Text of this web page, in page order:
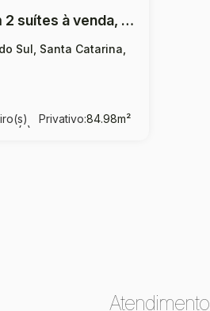
Casa Geminada com 2 suítes à venda, 84.98m² por R$ 425.000,00 - Jaraguá 99 - Jaraguá do Sul - SC
Sul, Santa Catarina,
Privativo:84.98m²
Atendimento